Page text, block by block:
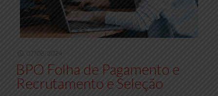
07/08/2024
BPO Folha de Pagamento e
Recrutamento e Seleção